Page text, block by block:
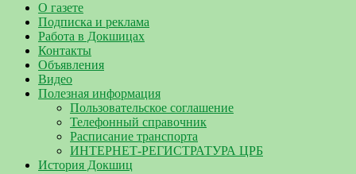
О газете
Подписка и реклама
Работа в Докшицах
Контакты
Объявления
Видео
Полезная информация
Пользовательское соглашение
Телефонный справочник
Расписание транспорта
ИНТЕРНЕТ-РЕГИСТРАТУРА ЦРБ
История Докшиц